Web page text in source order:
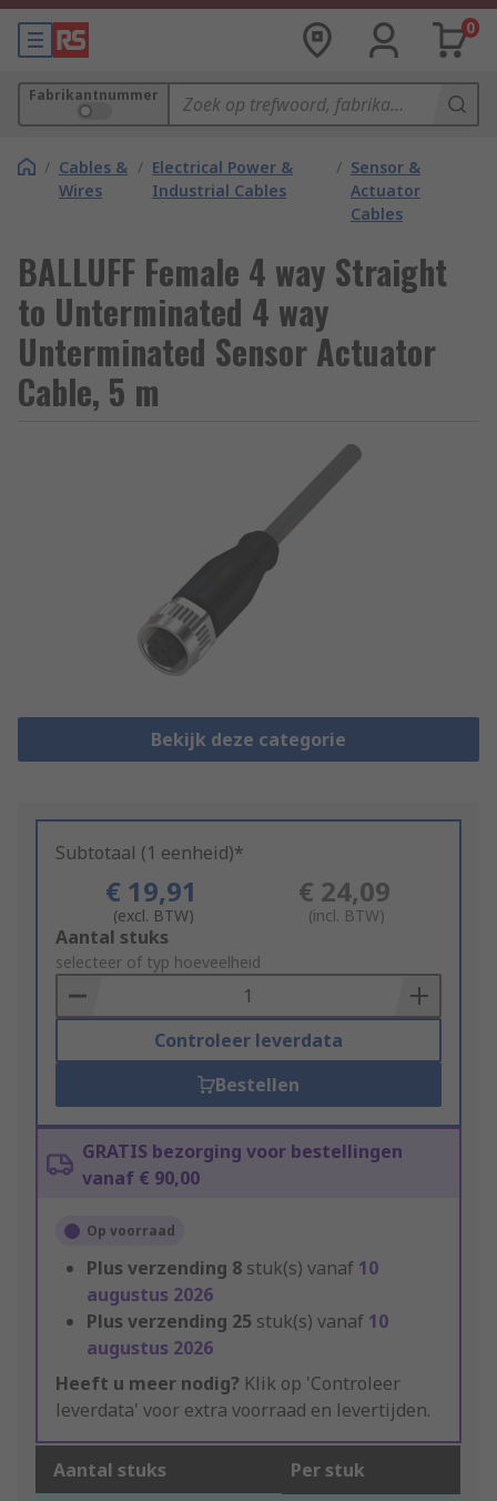
0
Fabrikantnummer
/ Cables &
Wires
/ Electrical Power &
Industrial Cables
/ Sensor &
Actuator
Cables
BALLUFF Female 4 way Straight
to Unterminated 4 way
Unterminated Sensor Actuator
Cable, 5 m
Bekijk deze categorie
Subtotaal (1 eenheid)*
€ 19,91
(excl. BTW)
€ 24,09
(incl. BTW)
Add
to
Basket
Aantal stuks
selecteer of typ hoeveelheid
Controleer leverdata
Bestellen
GRATIS bezorging voor bestellingen
vanaf € 90,00
Op voorraad
Plus verzending 8 stuk(s) vanaf 10
augustus 2026
Plus verzending 25 stuk(s) vanaf 10
augustus 2026
Heeft u meer nodig? Klik op 'Controleer
leverdata' voor extra voorraad en levertijden.
Aantal stuks Per stuk